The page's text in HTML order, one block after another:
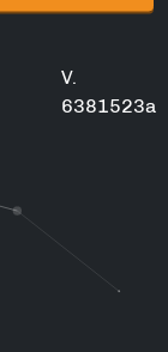
V.
6381523a